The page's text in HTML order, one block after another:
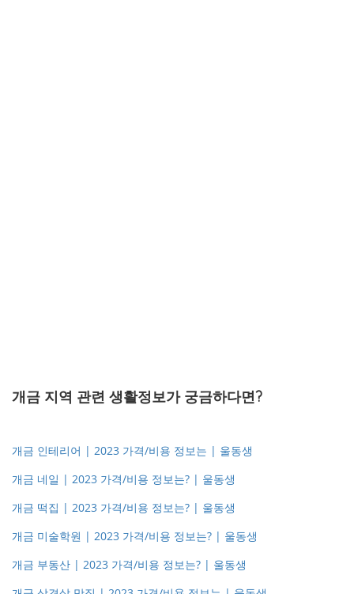
개금 지역 관련 생활정보가 궁금하다면?
개금 인테리어 | 2023 가격/비용 정보는 | 울동생
개금 네일 | 2023 가격/비용 정보는? | 울동생
개금 떡집 | 2023 가격/비용 정보는? | 울동생
개금 미술학원 | 2023 가격/비용 정보는? | 울동생
개금 부동산 | 2023 가격/비용 정보는? | 울동생